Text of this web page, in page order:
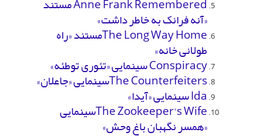
Anne Frank Remembered مستند
«آنه فرانک به خاطر داشت»
The Long Way Homeمستند «راه
طولانی خانه»
Conspiracy سینمایی «تئوری توطئه»
The Counterfeitersسینمایی «جاعلان»
Ida سینمایی «آیدا»
The Zookeeper's Wifeسینمایی
«همسر نگهبان باغ وحش»